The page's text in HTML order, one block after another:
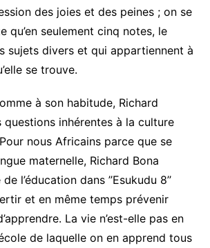
des joies et des peines ; on se
qu’en seulement cinq notes, le
sujets divers et qui appartiennent à
se trouve.
à son habitude, Richard
questions inhérentes à la culture
nous Africains parce que se
maternelle, Richard Bona
l’éducation dans ’’Esukudu 8’’
et en même temps prévenir
La vie n’est-elle pas en
de laquelle on en apprend tous